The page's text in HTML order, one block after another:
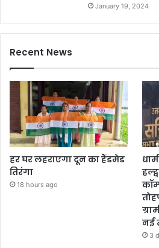
January 19, 2024
Recent News
हर घर लहराएगा दून का हैंडमेड
तिरंगा
18 hours ago
नई
3